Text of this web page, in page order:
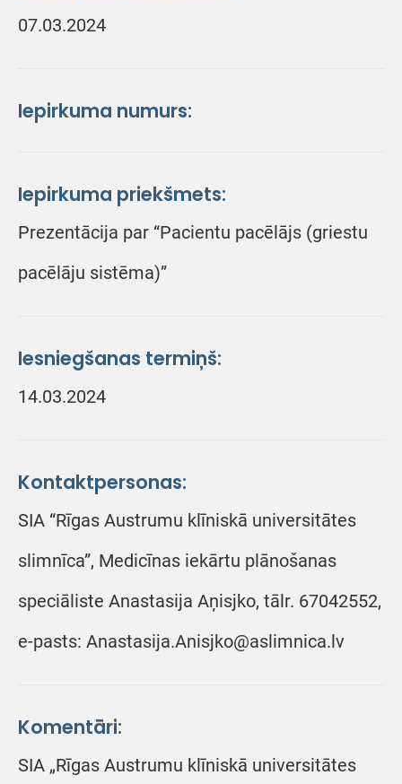
07.03.2024
Iepirkuma numurs:
Iepirkuma priekšmets:
Prezentācija par “Pacientu pacēlājs (griestu
pacēlāju sistēma)”
Iesniegšanas termiņš:
14.03.2024
Kontaktpersonas:
SIA “Rīgas Austrumu klīniskā universitātes
slimnīca”, Medicīnas iekārtu plānošanas
speciāliste Anastasija Aņisjko, tālr. 67042552,
e-pasts: Anastasija.Anisjko@aslimnica.lv
Komentāri:
SIA „Rīgas Austrumu klīniskā universitātes